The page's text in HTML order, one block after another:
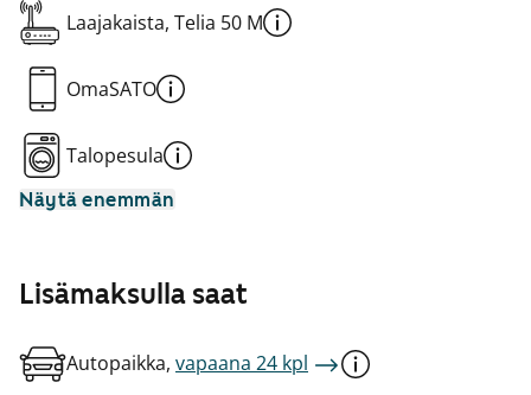
Laajakaista, Telia 50 M
OmaSATO
Talopesula
Näytä enemmän
Lisämaksulla saat
Autopaikka, vapaana 24 kpl